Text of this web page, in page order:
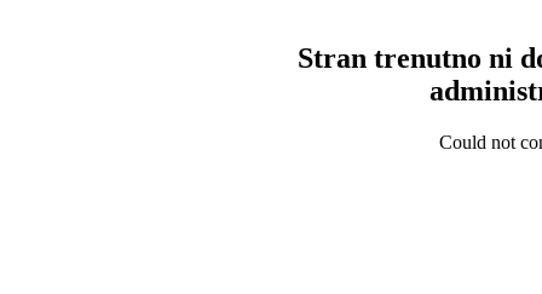
Stran trenutno ni
Could not